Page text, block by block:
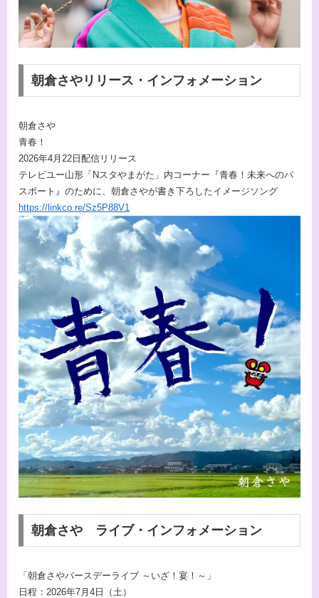
朝倉さやリリース・インフォメーション
朝倉さや
青春！
2026年4月22日配信リリース
テレビユー山形「Nスタやまがた」内コーナー『青春！未来へのパ
スポート』のために、朝倉さやが書き下ろしたイメージソング
https://linkco.re/Sz5P88V1
朝倉さや ライブ・インフォメーション
「朝倉さやバースデーライブ ～いざ！宴！～」
日程：2026年7月4日（土）